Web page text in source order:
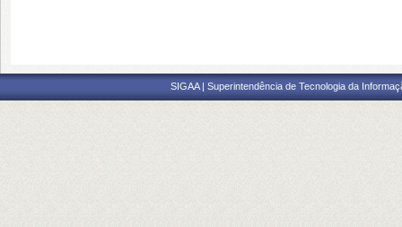
SIGAA | Superintendência de Tecnologia da